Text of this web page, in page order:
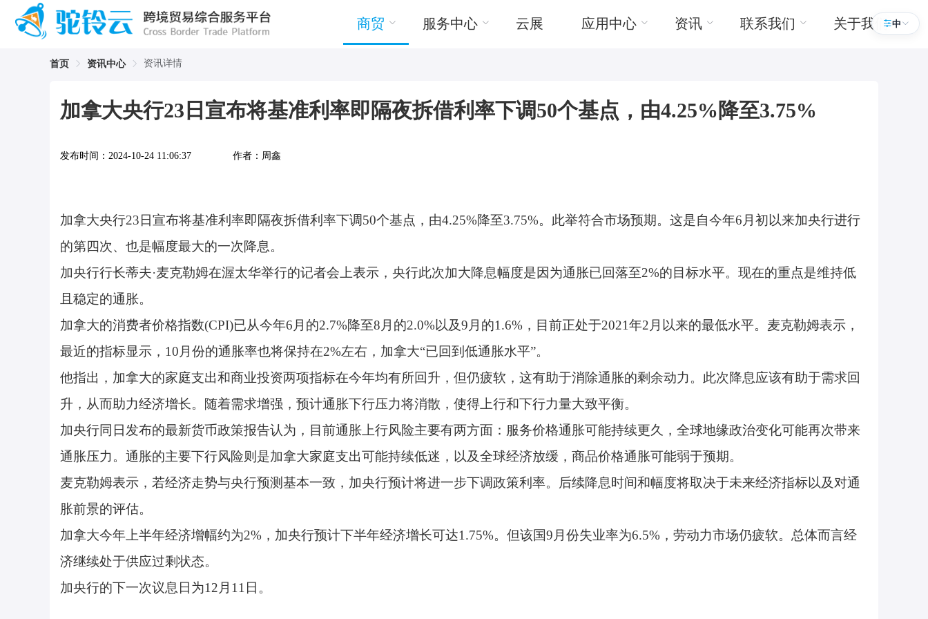
中
商贸 服务中心 云展 应用中心 资讯 联系我们 关于我们
首页 资讯中心 资讯详情
加拿大央行23日宣布将基准利率即隔夜拆借利率下调50个基点，由4.25%降至3.75%
发布时间： 2024-10-24 11:06:37 作者： 周鑫
加拿大央行23日宣布将基准利率即隔夜拆借利率下调50个基点，由4.25%降至3.75%。此举符合市场预期。这是自今年6月初以来加央行进行
的第四次、也是幅度最大的一次降息。
加央行行长蒂夫·麦克勒姆在渥太华举行的记者会上表示，央行此次加大降息幅度是因为通胀已回落至2%的目标水平。现在的重点是维持低
且稳定的通胀。
加拿大的消费者价格指数(CPI)已从今年6月的2.7%降至8月的2.0%以及9月的1.6%，目前正处于2021年2月以来的最低水平。麦克勒姆表示，
最近的指标显示，10月份的通胀率也将保持在2%左右，加拿大“已回到低通胀水平”。
他指出，加拿大的家庭支出和商业投资两项指标在今年均有所回升，但仍疲软，这有助于消除通胀的剩余动力。此次降息应该有助于需求回
升，从而助力经济增长。随着需求增强，预计通胀下行压力将消散，使得上行和下行力量大致平衡。
加央行同日发布的最新货币政策报告认为，目前通胀上行风险主要有两方面：服务价格通胀可能持续更久，全球地缘政治变化可能再次带来
通胀压力。通胀的主要下行风险则是加拿大家庭支出可能持续低迷，以及全球经济放缓，商品价格通胀可能弱于预期。
麦克勒姆表示，若经济走势与央行预测基本一致，加央行预计将进一步下调政策利率。后续降息时间和幅度将取决于未来经济指标以及对通
胀前景的评估。
加拿大今年上半年经济增幅约为2%，加央行预计下半年经济增长可达1.75%。但该国9月份失业率为6.5%，劳动力市场仍疲软。总体而言经
济继续处于供应过剩状态。
加央行的下一次议息日为12月11日。